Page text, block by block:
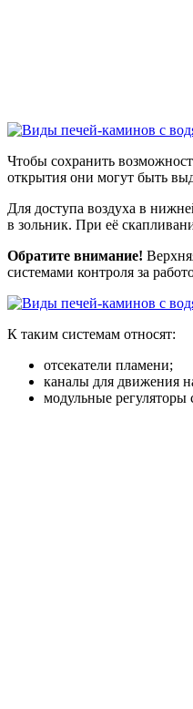
Чтобы сохранить
открытия они могут быть
Для доступа воздуха в
в зольник. При её
Обратите внимание!
системами контроля за
К таким системам относят:
отсекатели пламени;
каналы для движения
модульные регуляторы